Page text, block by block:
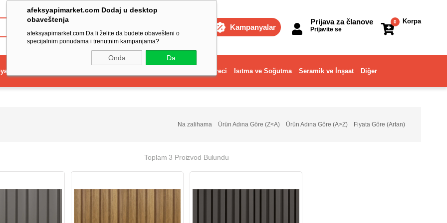
afeksyapimarket.com Dodaj u desktop
obaveštenja
afeksyapimarket.com Da li želite da budete obavešteni o
specijalnim ponudama i trenutnim kampanjama?
Onda Da
Kampanyalar
Korpa
0
Prijava za članove
Prijavite se
Dekorasyon ve Ev Gereci Isıtma ve Soğutma Seramik ve İnşaat Diğer
Fiyata Göre (Artan)
Ürün Adına Göre (A>Z)
Ürün Adına Göre (Z<A)
Na zalihama
Toplam 3 Proizvod Bulundu